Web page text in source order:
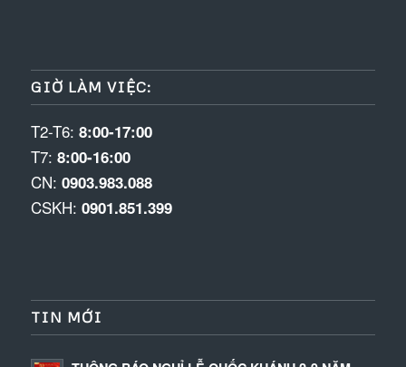
GIỜ LÀM VIỆC:
T2-T6: 8:00-17:00
T7: 8:00-16:00
CN: 0903.983.088
CSKH: 0901.851.399
TIN MỚI